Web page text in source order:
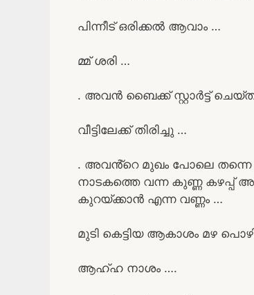
പിന്നീട് ഒരിക്കൽ ആവാം …
മ്മ് ശരി …
. അവൻ ബൈക്ക് സ്റ്റാർട്ട്
വീട്ടിലേക്ക് തിരിച്ചു …
. അവൻ്റെ മുഖം പോലെ
നാടകത്തെ വന്ന കുണ്ണ
കുറയ്ക്കാൻ എന്ന വണ്ണം …
മുടി കെട്ടിയ ആകാശം മഴ
ആഹ്ഹ നാശം ….